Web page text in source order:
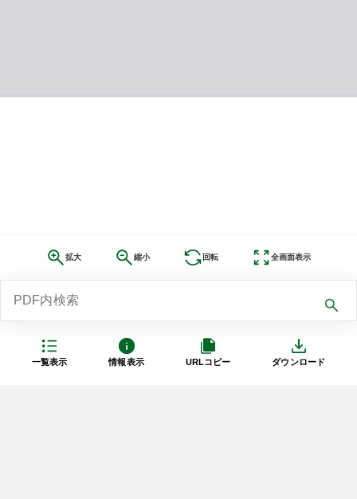
一覧表示 情報表示 URLコピー ダウンロード
拡大 縮小 回転 全画面表示